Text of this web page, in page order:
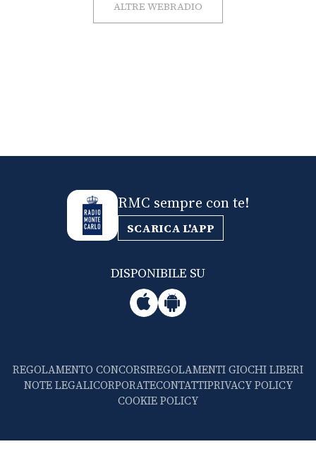
ALTRE WEBRADIO
RMC sempre con te!
SCARICA L'APP
DISPONIBILE SU
REGOLAMENTO CONCORSIREGOLAMENTI GIOCHI LIBERI
NOTE LEGALICORPORATECONTATTIPRIVACY POLICY
COOKIE POLICY